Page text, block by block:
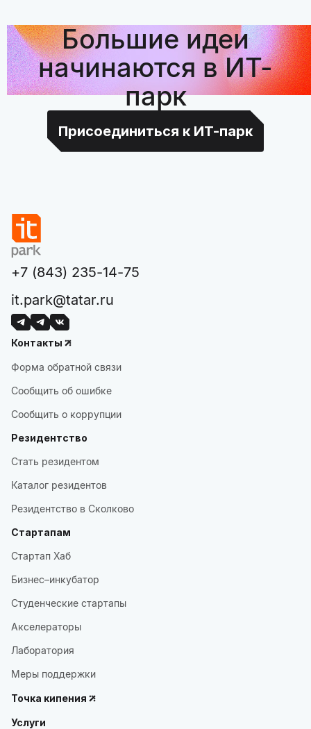
Большие идеи
начинаются в ИТ-
парк
Присоединиться к ИТ-парк
+7 (843) 235-14-75
it.park@tatar.ru
Контакты
Форма обратной связи
Сообщить об ошибке
Сообщить о коррупции
Резидентство
Стать резидентом
Каталог резидентов
Резидентство в Сколково
Стартапам
Стартап Хаб
Бизнес–инкубатор
Студенческие стартапы
Акселераторы
Лаборатория
Меры поддержки
Точка кипения
Услуги